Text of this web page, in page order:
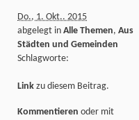
Do., 1. Okt.. 2015
abgelegt in Alle Themen, Aus
Städten und Gemeinden
Schlagworte:
Link zu diesem Beitrag.
Kommentieren oder mit